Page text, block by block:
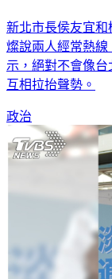
新北市長侯友宜
燦說兩人經常熱
示，絕對不會像
互相拉抬聲勢。
政治